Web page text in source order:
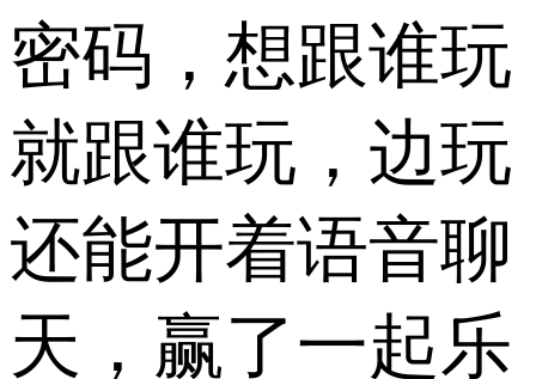
密码，想跟谁玩
就跟谁玩，边玩
还能开着语音聊
天，赢了一起乐